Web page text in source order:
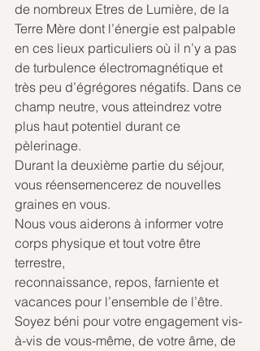
de nombreux Etres de Lumière, de la
Terre Mère dont l’énergie est palpable
en ces lieux particuliers où il n’y a pas
de turbulence électromagnétique et
très peu d’égrégores négatifs. Dans ce
champ neutre, vous atteindrez votre
plus haut potentiel durant ce
pèlerinage.
Durant la deuxième partie du séjour,
vous réensemencerez de nouvelles
graines en vous.
Nous vous aiderons à informer votre
corps physique et tout votre être
terrestre,
reconnaissance, repos, farniente et
vacances pour l’ensemble de l’être.
Soyez béni pour votre engagement vis-
à-vis de vous-même, de votre âme, de